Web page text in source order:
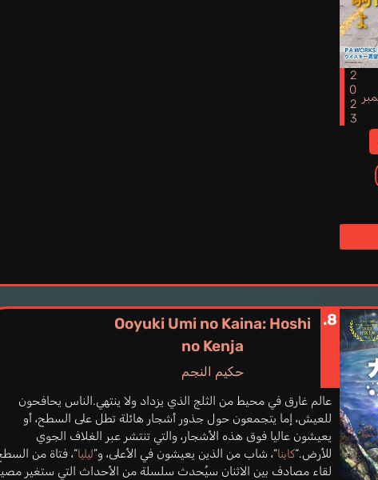
2023
8.
Ooyuki Umi no Kaina: Hoshi
no Kenja
حكيم النجم
عالم غارق في محيط من الثلج الذي يزداد ولا ينتهي.الناس يحافحون
للعيش، إما يتجمعون حول جذور أشجار هائلة تطل على السطح، أو
يعيشون عاليا فوق هذه الأشجار، والتي تنتشر عبر الغلاف الجوي
للأرض.“كاينا“، شاب من الذين يعيشون في الأعلى، و”ليليا“، فتاة من
لقاء مصادف بين الاثنان سيُحدث سلسلة من الأحداث التي ستغير